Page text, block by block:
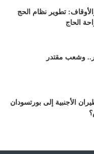
تطوير نظام الحج
الحاج
وشعب مقتدر
الأجنبية إلى بورتسودان